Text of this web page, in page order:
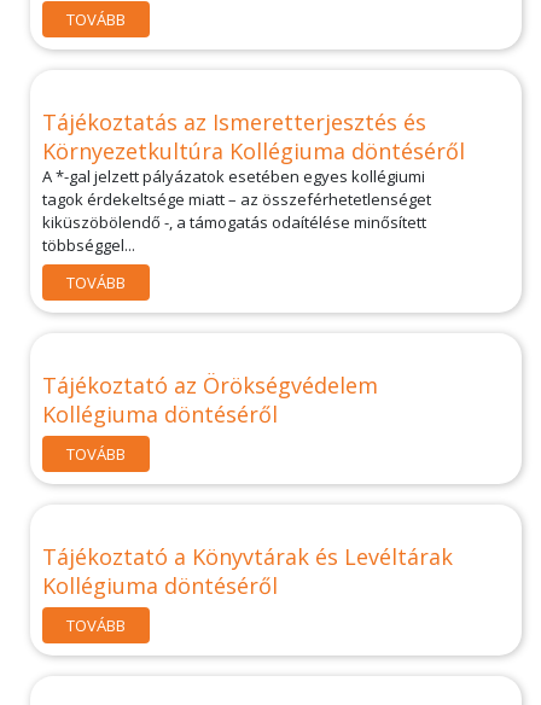
TOVÁBB
Tájékoztatás az Ismeretterjesztés és
Környezetkultúra Kollégiuma döntéséről
A *-gal jelzett pályázatok esetében egyes kollégiumi
tagok érdekeltsége miatt – az összeférhetetlenséget
kiküszöbölendő -, a támogatás odaítélése minősített
többséggel...
TOVÁBB
Tájékoztató az Örökségvédelem
Kollégiuma döntéséről
TOVÁBB
Tájékoztató a Könyvtárak és Levéltárak
Kollégiuma döntéséről
TOVÁBB